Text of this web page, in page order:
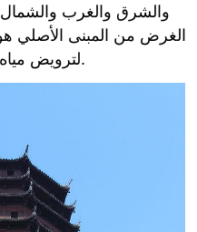
والشرق والغرب والشمال
الغرض من المبنى الأصلي
لترويض مياه المد والجزر في النهر وفيضانه.